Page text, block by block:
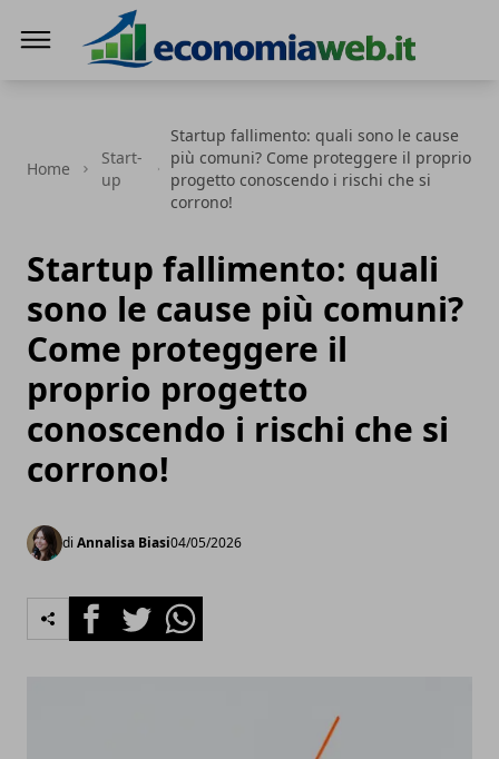
Home
Start-
up
Startup fallimento: quali sono le cause
più comuni? Come proteggere il proprio
progetto conoscendo i rischi che si
corrono!
Startup fallimento: quali
sono le cause più comuni?
Come proteggere il
proprio progetto
conoscendo i rischi che si
corrono!
di Annalisa Biasi04/05/2026
FacebookTwitterWhatsapp